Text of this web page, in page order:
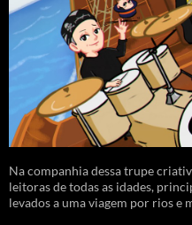
Na companhia dessa trupe
leitoras de todas as idades,
levados a uma viagem por rios e